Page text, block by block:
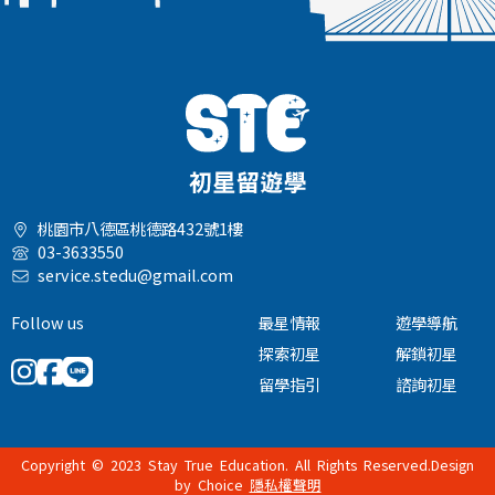
桃園市八德區桃德路432號1樓
03-3633550
service.stedu@gmail.com
Follow us
最星情報
探索初星
留學指引
遊學導航
解鎖初星
諮詢初星
Copyright © 2023 Stay True Education. All Rights Reserved.Design
by Choice 隱私權聲明